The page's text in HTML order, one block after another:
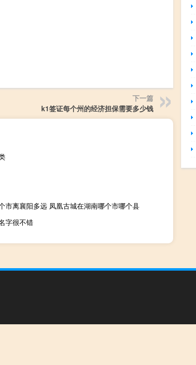
下一篇
k1签证每个州的经济担保需要多少钱
市离襄阳多远 凤凰古城在湖南哪个市哪个县
字很不错